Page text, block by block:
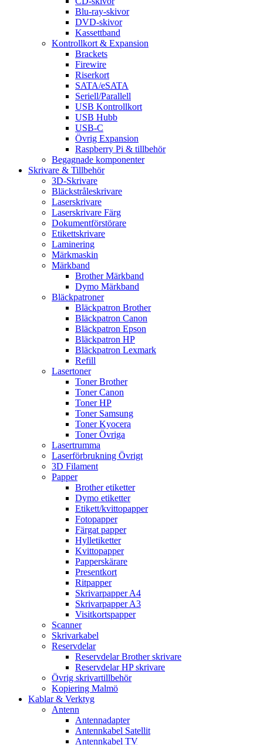
Blu-ray-skivor
DVD-skivor
Kassettband
Kontrollkort & Expansion
Brackets
Firewire
Riserkort
SATA/eSATA
Seriell/Parallell
USB Kontrollkort
USB Hubb
USB-C
Övrig Expansion
Raspberry Pi & tillbehör
Begagnade komponenter
Skrivare & Tillbehör
3D-Skrivare
Bläckstråleskrivare
Laserskrivare
Laserskrivare Färg
Dokumentförstörare
Etikettskrivare
Laminering
Märkmaskin
Märkband
Brother Märkband
Dymo Märkband
Bläckpatroner
Bläckpatron Brother
Bläckpatron Canon
Bläckpatron Epson
Bläckpatron HP
Bläckpatron Lexmark
Refill
Lasertoner
Toner Brother
Toner Canon
Toner HP
Toner Samsung
Toner Kyocera
Toner Övriga
Lasertrumma
Laserförbrukning Övrigt
3D Filament
Papper
Brother etiketter
Dymo etiketter
Etikett/kvittopapper
Fotopapper
Färgat papper
Hylletiketter
Kvittopapper
Papperskärare
Presentkort
Ritpapper
Skrivarpapper A4
Skrivarpapper A3
Visitkortspapper
Scanner
Skrivarkabel
Reservdelar
Reservdelar Brother skrivare
Reservdelar HP skrivare
Övrig skrivartillbehör
Kopiering Malmö
Kablar & Verktyg
Antenn
Antennadapter
Antennkabel Satellit
Antennkabel TV